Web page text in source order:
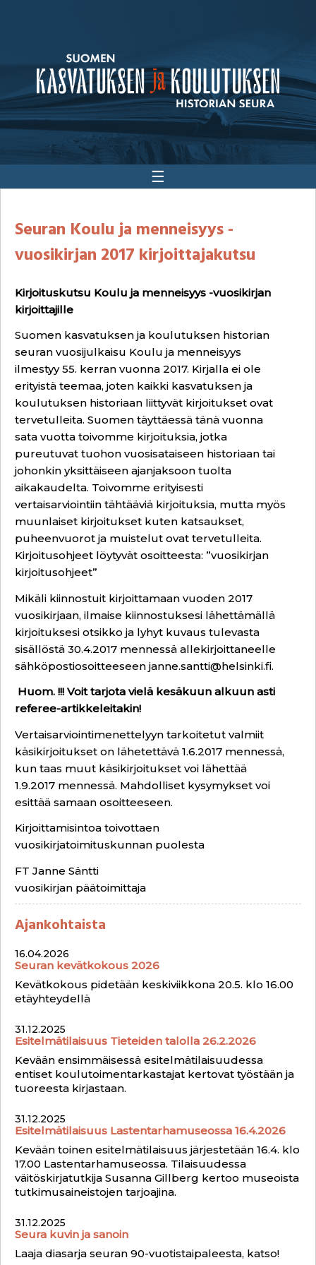
☰
Seuran Koulu ja menneisyys -
vuosikirjan 2017 kirjoittajakutsu
Kirjoituskutsu Koulu ja menneisyys -vuosikirjan
kirjoittajille
Suomen kasvatuksen ja koulutuksen historian
seuran vuosijulkaisu Koulu ja menneisyys
ilmestyy 55. kerran vuonna 2017. Kirjalla ei ole
erityistä teemaa, joten kaikki kasvatuksen ja
koulutuksen historiaan liittyvät kirjoitukset ovat
tervetulleita. Suomen täyttäessä tänä vuonna
sata vuotta toivomme kirjoituksia, jotka
pureutuvat tuohon vuosisataiseen historiaan tai
johonkin yksittäiseen ajanjaksoon tuolta
aikakaudelta. Toivomme erityisesti
vertaisarviointiin tähtääviä kirjoituksia, mutta myös
muunlaiset kirjoitukset kuten katsaukset,
puheenvuorot ja muistelut ovat tervetulleita.
Kirjoitusohjeet löytyvät osoitteesta: ”vuosikirjan
kirjoitusohjeet”
Mikäli kiinnostuit kirjoittamaan vuoden 2017
vuosikirjaan, ilmaise kiinnostuksesi lähettämällä
kirjoituksesi otsikko ja lyhyt kuvaus tulevasta
sisällöstä 30.4.2017 mennessä allekirjoittaneelle
sähköpostiosoitteeseen janne.santti@helsinki.fi.
Huom. !!! Voit tarjota vielä kesäkuun alkuun asti
referee-artikkeleitakin!
Vertaisarviointimenettelyyn tarkoitetut valmiit
käsikirjoitukset on lähetettävä 1.6.2017 mennessä,
kun taas muut käsikirjoitukset voi lähettää
1.9.2017 mennessä. Mahdolliset kysymykset voi
esittää samaan osoitteeseen.
Kirjoittamisintoa toivottaen
vuosikirjatoimituskunnan puolesta
FT Janne Säntti
vuosikirjan päätoimittaja
Ajankohtaista
16.04.2026
Seuran kevätkokous 2026
Kevätkokous pidetään keskiviikkona 20.5. klo 16.00
etäyhteydellä
31.12.2025
Esitelmätilaisuus Tieteiden talolla 26.2.2026
Kevään ensimmäisessä esitelmätilaisuudessa
entiset koulutoimentarkastajat kertovat työstään ja
tuoreesta kirjastaan.
31.12.2025
Esitelmätilaisuus Lastentarhamuseossa 16.4.2026
Kevään toinen esitelmätilaisuus järjestetään 16.4. klo
17.00 Lastentarhamuseossa. Tilaisuudessa
väitöskirjatutkija Susanna Gillberg kertoo museoista
tutkimusaineistojen tarjoajina.
31.12.2025
Seura kuvin ja sanoin
Laaja diasarja seuran 90-vuotistaipaleesta, katso!